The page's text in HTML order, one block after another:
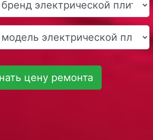
цену ремонта